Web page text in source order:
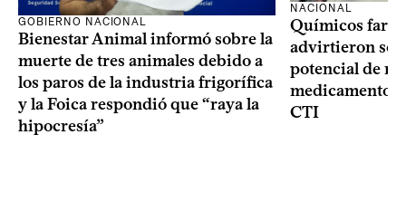
GOBIERNO NACIONAL
Bienestar Animal informó sobre la
muerte de tres animales debido a
los paros de la industria frigorífica
y la Foica respondió que “raya la
hipocresía”
NACIONAL
Químicos
advirtieron
potencial de
medicamentos
CTI